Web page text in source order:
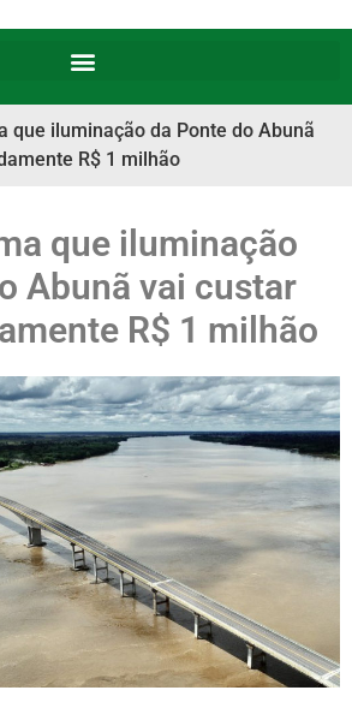
que iluminação da Ponte do Abunã
R$ 1 milhão
que iluminação
Abunã vai custar
R$ 1 milhão